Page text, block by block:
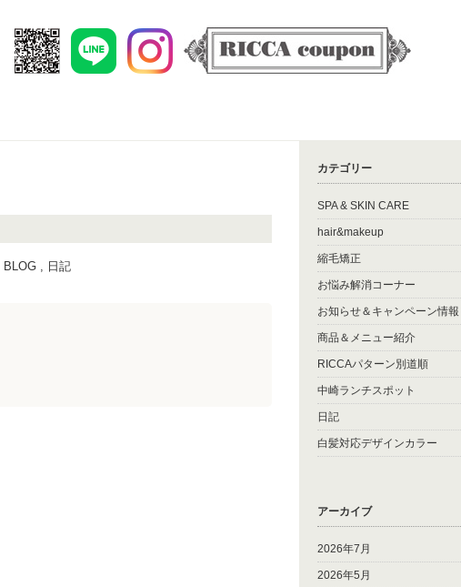
BLOG , 日記
カテゴリー
SPA & SKIN CARE
hair&makeup
縮毛矯正
お悩み解消コーナー
お知らせ＆キャンペーン情報
商品＆メニュー紹介
RICCAパターン別道順
中崎ランチスポット
日記
白髪対応デザインカラー
アーカイブ
2026年7月
2026年5月